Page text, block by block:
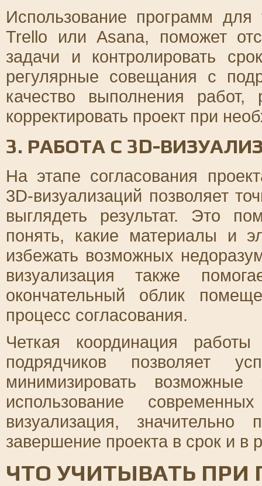
Использование программ для
Trello или Asana, поможет
задачи и контролировать
регулярные совещания с
качество выполнения
корректировать проект при
3. РАБОТА С 3D-
На этапе согласования
3D-визуализаций позволяет
выглядеть результат. Это
понять, какие материалы и
избежать возможных
визуализация также
окончательный облик
процесс согласования.
Четкая координация
подрядчиков позволяет
минимизировать
использование
визуализация,
завершение проекта в срок и в
ЧТО УЧИТЫВАТЬ ПРИ